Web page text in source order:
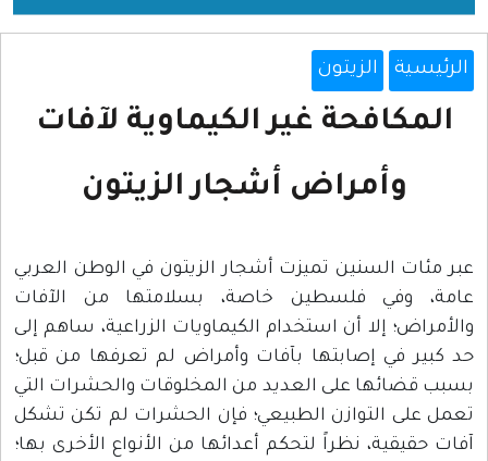
الرئيسية الزيتون
المكافحة غير الكيماوية لآفات
وأمراض أشجار الزيتون
عبر مئات السنين تميزت أشجار الزيتون في الوطن العربي
عامة، وفي فلسطين خاصة، بسلامتها من الآفات
والأمراض؛ إلا أن استخدام الكيماويات الزراعية، ساهم إلى
حد كبير في إصابتها بآفات وأمراض لم تعرفها من قبل؛
بسبب قضائها على العديد من المخلوقات والحشرات التي
تعمل على التوازن الطبيعي؛ فإن الحشرات لم تكن تشكل
آفات حقيقية، نظراً لتحكم أعدائها من الأنواع الأخرى بها؛